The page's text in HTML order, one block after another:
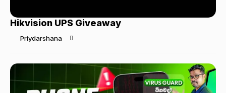
Hikvision UPS Giveaway
Priydarshana